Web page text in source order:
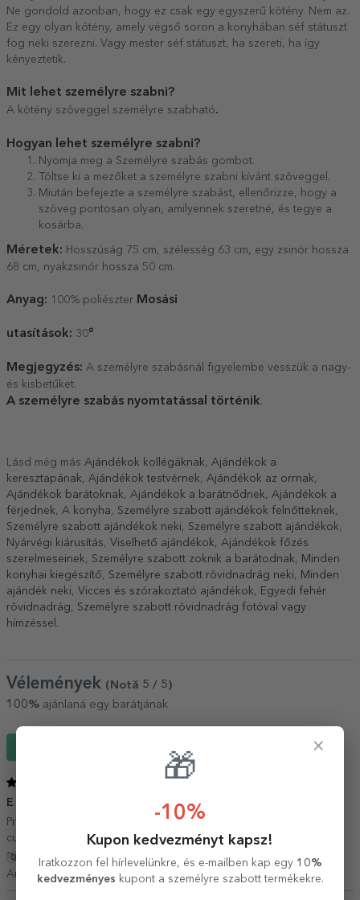
Ne gondold azonban, hogy ez csak egy egyszerű kötény. Nem az.
Ez egy olyan kötény, amely végső soron a konyhában séf státuszt
fog neki szerezni. Vagy mester séf státuszt, ha szereti, ha így
kényeztetik.
Mit lehet személyre szabni?
A kötény szöveggel személyre szabható.
Hogyan lehet személyre szabni?
Nyomja meg a Személyre szabás gombot.
Töltse ki a mezőket a személyre szabni kívánt szöveggel.
Miután befejezte a személyre szabást, ellenőrizze, hogy a
szöveg pontosan olyan, amilyennek szeretné, és tegye a
kosárba.
Méretek: Hosszúság 75 cm, szélesség 63 cm, egy zsinór hossza
68 cm, nyakzsinór hossza 50 cm.
Anyag: 100% poliészter Mosási
utasítások: 30°
Megjegyzés: A személyre szabásnál figyelembe vesszük a nagy-
és kisbetűket.
A személyre szabás nyomtatással történik.
Lásd még más Ajándékok kollégáknak, Ajándékok a
keresztapának, Ajándékok testvérnek, Ajándékok az orrnak,
Ajándékok barátoknak, Ajándékok a barátnődnek, Ajándékok a
férjednek, A konyha, Személyre szabott ajándékok felnőtteknek,
Személyre szabott ajándékok neki, Személyre szabott ajándékok,
Nyárvégi kiárusítás, Viselhető ajándékok, Ajándékok főzés
szerelmeseinek, Személyre szabott zoknik a barátodnak, Minden
konyhai kiegészítő, Személyre szabott rövidnadrág neki, Minden
ajándék neki, Vicces és szórakoztató ajándékok, Egyedi fehér
rövidnadrág, Személyre szabott rövidnadrág fotóval vagy
hímzéssel .
Vélemények (Notă 5 / 5 )
100% ajánlaná egy barátjának
E un loc genial!
Produsul a fost foarte bun calitativ, ca de fiecare data cand am
cumparat de aici si serviciul a fost impecabil si rapid.
Fordítás mutatása
Andreea,Románia
×
🎁
-10%
Kupon kedvezményt kapsz!
Iratkozzon fel hírlevelünkre, és e-mailben kap egy 10%
kedvezményes kupont a személyre szabott termékekre.